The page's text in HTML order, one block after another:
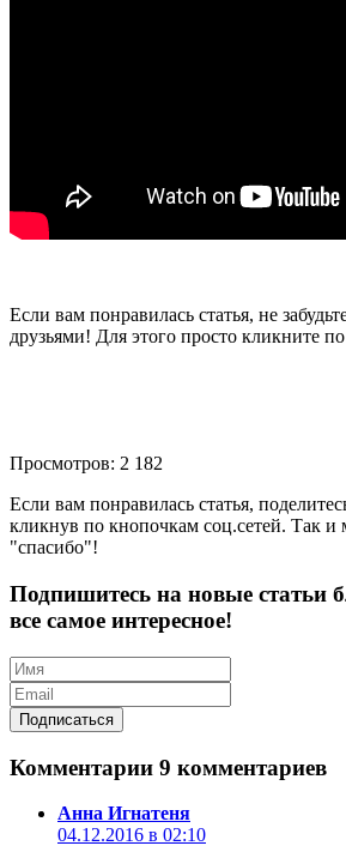
Если вам понравилась статья, не
друзьями! Для этого просто кликните
Просмотров: 2 182
Если вам понравилась статья,
кликнув по кнопочкам соц.сетей. Так и
"спасибо"!
Подпишитесь на новые статьи
все самое интересное!
Комментарии 9 комментариев
Анна Игнатеня
04.12.2016 в 02:10